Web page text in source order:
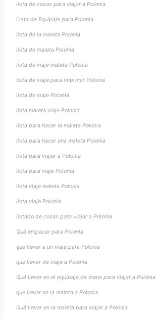
lista de cosas para viajar a Polonia
Lista de Equipaje para Polonia
lista de la maleta Polonia
lista de maleta Polonia
lista de viaje maleta Polonia
lista de viaje para imprimir Polonia
lista de viaje Polonia
lista maleta viaje Polonia
lista para hacer la maleta Polonia
lista para hacer una maleta Polonia
lista para viajar a Polonia
lista para viaje Polonia
lista viaje maleta Polonia
lista viaje Polonia
listado de cosas para viajar a Polonia
Qué empacar para Polonia
que llevar a un viaje para Polonia
que llevar de viaje a Polonia
Qué llevar en el equipaje de mano para viajar a Polonia
que llevar en la maleta a Polonia
Qué llevar en la maleta para viajar a Polonia